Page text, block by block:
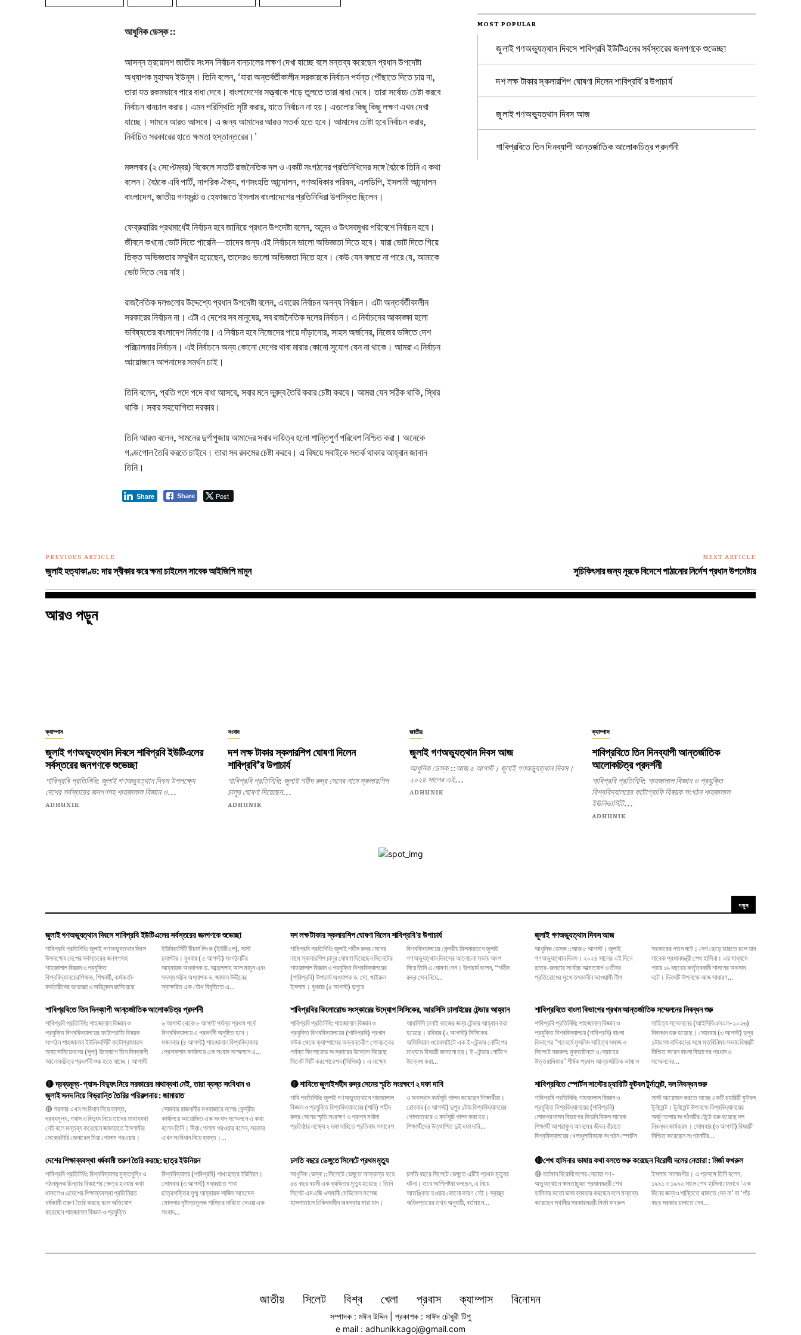
আধুনিক ডেস্ক ::
আসন্ন ত্রয়োদশ জাতীয় সংসদ নির্বাচন বানচালের লক্ষণ দেখা যাচ্ছে বলে মন্তব্য করেছেন প্রধান উপদেষ্টা
অধ্যাপক মুহাম্মদ ইউনূস। তিনি বলেন, ‘যারা অন্তর্বর্তীকালীন সরকারকে নির্বাচন পর্যন্ত পৌঁছাতে দিতে চায় না,
তারা যত রকমভাবে পারে বাধা দেবে। বাংলাদেশের সত্ত্বাকে গড়ে তুলতে তারা বাধা দেবে। তারা সর্বোচ্চ চেষ্টা করবে
নির্বাচন বানচাল করার। এমন পরিস্থিতি সৃষ্টি করার, যাতে নির্বাচন না হয়। এগুলোর কিছু কিছু লক্ষণ এখন দেখা
যাচ্ছে। সামনে আরও আসবে। এ জন্য আমাদের আরও সতর্ক হতে হবে। আমাদের চেষ্টা হবে নির্বাচন করার,
নির্বাচিত সরকারের হাতে ক্ষমতা হস্তান্তরের।’
মঙ্গলবার (২ সেপ্টেম্বর) বিকেলে সাতটি রাজনৈতিক দল ও একটি সংগঠনের প্রতিনিধিদের সঙ্গে বৈঠকে তিনি এ কথা
বলেন। বৈঠকে এবি পার্টি, নাগরিক ঐক্য, গণসংহতি আন্দোলন, গণঅধিকার পরিষদ, এলডিপি, ইসলামী আন্দোলন
বাংলাদেশ, জাতীয় গণফ্রন্ট ও হেফাজতে ইসলাম বাংলাদেশের প্রতিনিধিরা উপস্থিত ছিলেন।
ফেব্রুয়ারির প্রথমার্ধেই নির্বাচন হবে জানিয়ে প্রধান উপদেষ্টা বলেন, আনন্দ ও উৎসবমুখর পরিবেশে নির্বাচন হবে।
জীবনে কখনো ভোট দিতে পারেনি—তাদের জন্য এই নির্বাচনে ভালো অভিজ্ঞতা দিতে হবে। যারা ভোট দিতে গিয়ে
তিক্ত অভিজ্ঞতার সম্মুখীন হয়েছেন, তাদেরও ভালো অভিজ্ঞতা দিতে হবে। কেউ যেন বলতে না পারে যে, আমাকে
ভোট দিতে দেয় নাই।
রাজনৈতিক দলগুলোর উদ্দেশ্যে প্রধান উপদেষ্টা বলেন, এবারের নির্বাচন অনন্য নির্বাচন। এটা অন্তর্বর্তীকালীন
সরকারের নির্বাচন না। এটা এ দেশের সব মানুষের, সব রাজনৈতিক দলের নির্বাচন। এ নির্বাচনের আকাঙ্ক্ষা হলো
ভবিষ্যতের বাংলাদেশ নির্মাণের। এ নির্বাচন হবে নিজেদের পায়ে দাঁড়ানোর, সাহস অর্জনের, নিজের ভঙ্গিতে দেশ
পরিচালনার নির্বাচন। এই নির্বাচনে অন্য কোনো দেশের থাবা মারার কোনো সুযোগ যেন না থাকে। আমরা এ নির্বাচন
আয়োজনে আপনাদের সমর্থন চাই।
তিনি বলেন, প্রতি পদে পদে বাধা আসবে, সবার মনে দ্বন্দ্ব তৈরি করার চেষ্টা করবে। আমরা যেন সঠিক থাকি, স্থির
থাকি। সবার সহযোগিতা দরকার।
তিনি আরও বলেন, সামনের দুর্গাপূজায় আমাদের সবার দায়িত্ব হলো শান্তিপূর্ণ পরিবেশ নিশ্চিত করা। অনেকে
গণ্ডগোল তৈরি করতে চাইবে। তারা সব রকমের চেষ্টা করবে। এ বিষয়ে সবাইকে সতর্ক থাকার আহ্বান জানান
তিনি।
Share Post
Share
MOST POPULAR
জুলাই গণঅভ্যুত্থান দিবসে শাবিপ্রবি ইউটিএলের সর্বস্তরের জনগণকে শুভেচ্ছা
দশ লক্ষ টাকার স্কলারশিপ ঘোষণা দিলেন শাবিপ্রবি’র উপাচার্য
জুলাই গণঅভ্যুত্থান দিবস আজ
শাবিপ্রবিতে তিন দিনব্যাপী আন্তর্জাতিক আলোকচিত্র প্রদর্শনী
PREVIOUS ARTICLE
জুলাই হত্যাকাণ্ড: দায় স্বীকার করে ক্ষমা চাইলেন সাবেক আইজিপি মামুন
NEXT ARTICLE
সুচিকিৎসার জন্য নূরকে বিদেশে পাঠানোর নির্দেশ প্রধান উপদেষ্টার
আরও পড়ুন
ক্যাম্পাস
জুলাই গণঅভ্যুত্থান দিবসে শাবিপ্রবি ইউটিএলের
সর্বস্তরের জনগণকে শুভেচ্ছা
শাবিপ্রবি প্রতিনিধি: জুলাই গণঅভ্যুত্থান দিবস উপলক্ষ্যে
দেশের সর্বস্তরের জনগণসহ শাহজালাল বিজ্ঞান ও...
ADHUNIK
সংবাদ
দশ লক্ষ টাকার স্কলারশিপ ঘোষণা দিলেন
শাবিপ্রবি’র উপাচার্য
শাবিপ্রবি প্রতিনিধি: জুলাই শহীদ রুদ্র সেনের নামে স্কলারশিপ
চালুর ঘোষণা দিয়েছেন...
ADHUNIK
জাতীয়
জুলাই গণঅভ্যুত্থান দিবস আজ
আধুনিক ডেস্ক ::আজ ৫ আগস্ট। জুলাই গণঅভ্যুত্থান দিবস।
২০২৪ সালের এই...
ADHUNIK
ক্যাম্পাস
শাবিপ্রবিতে তিন দিনব্যাপী আন্তর্জাতিক
আলোকচিত্র প্রদর্শনী
শাবিপ্রবি প্রতিনিধি: শাহজালাল বিজ্ঞান ও প্রযুক্তি
বিশ্ববিদ্যালয়ের ফটোগ্রাফি বিষয়ক সংগঠন শাহজালাল
ইউনিভার্সিটি...
ADHUNIK
পড়ুন
জুলাই গণঅভ্যুত্থান দিবসে শাবিপ্রবি ইউটিএলের সর্বস্তরের জনগণকে শুভেচ্ছা
শাবিপ্রবি প্রতিনিধি: জুলাই গণঅভ্যুত্থান দিবস
উপলক্ষ্যে দেশের সর্বস্তরের জনগণসহ
শাহজালাল বিজ্ঞান ও প্রযুক্তি
বিশ্ববিদ্যালয়েরশিক্ষক, শিক্ষার্থী, কর্মকর্তা-
কর্মচারীদের শুভেচ্ছা ও অভিনন্দন জানিয়েছে
ইউনিভার্সিটি টিচার্স লিংক (ইউটিএল), সাস্ট
চ্যাপ্টার। বুধবার ( ৫ আগস্ট) সংগঠনটির
আহ্বায়ক অধ্যাপক ড. আব্দুল্লাহ আল মামুন এবং
সদস্য সচিব অধ্যাপক ড. জামাল উদ্দীনের
স্বাক্ষরিত এক যৌথ বিবৃতিতে এ...
দশ লক্ষ টাকার স্কলারশিপ ঘোষণা দিলেন শাবিপ্রবি’র উপাচার্য
শাবিপ্রবি প্রতিনিধি: জুলাই শহীদ রুদ্র সেনের
নামে স্কলারশিপ চালুর ঘোষণা দিয়েছেন সিলেটের
শাহজালাল বিজ্ঞান ও প্রযুক্তি বিশ্ববিদ্যালয়ের
(শাবিপ্রবি) উপাচার্য অধ্যাপক ড. মো. খাইরুল
ইসলাম। বুধবার (৫ আগস্ট) দুপুরে
বিশ্ববিদ্যালয়ের কেন্দ্রীয় মিলনায়তনে জুলাই
গণঅভ্যুত্থান দিবসের আলোচনা সভায় অংশ
নিয়ে তিনি এ ঘোষণা দেন। উপাচার্য বলেন, ‌“শহীদ
রুদ্র সেন নিয়ে...
জুলাই গণঅভ্যুত্থান দিবস আজ
আধুনিক ডেস্ক ::আজ ৫ আগস্ট। জুলাই
গণঅভ্যুত্থান দিবস। ২০২৪ সালের এই দিনে
ছাত্র-জনতার সর্বোচ্চ আত্মত্যাগ ও তীব্র
প্রতিরোধের মুখে তৎকালীন আওয়ামী লীগ
সরকারের পতন ঘটে। দেশ ছেড়ে ভারতে চলে যান
সাবেক প্রধানমন্ত্রী শেখ হাসিনা। এর মাধ্যমে
প্রায় ১৬ বছরের কর্তৃত্ববাদী শাসনের অবসান
ঘটে। দিবসটি উপলক্ষে আজ সাধারণ...
শাবিপ্রবিতে তিন দিনব্যাপী আন্তর্জাতিক আলোকচিত্র প্রদর্শনী
শাবিপ্রবি প্রতিনিধি: শাহজালাল বিজ্ঞান ও
প্রযুক্তি বিশ্ববিদ্যালয়ের ফটোগ্রাফি বিষয়ক
সংগঠন শাহজালাল ইউনিভার্সিটি ফটোগ্রাফারস
অ্যাসোসিয়েশনের (সুপা) উদ্যোগে তিন দিনব্যাপী
আলোকচিত্র প্রদর্শনী শুরু হতে যাচ্ছে। আগামী
৬ আগস্ট থেকে ৮ আগস্ট পর্যন্ত প্রথম পর্বে
বিশ্ববিদ্যালয়ে এ প্রদর্শনী অনুষ্ঠিত হবে।
মঙ্গলবার (৪ আগস্ট) শাহজালাল বিশ্ববিদ্যালয়
প্রেসক্লাব কার্যালয়ে এক সংবাদ সম্মেলনে এ...
শাবিপ্রবির কিলোরোড সংস্কারের উদ্যোগ সিসিকের, আরসিসি ঢালাইয়ের টেন্ডার আহ্বান
শাবিপ্রবি প্রতিনিধি: শাহজালাল বিজ্ঞান ও
প্রযুক্তি বিশ্ববিদ্যালয়ের (শাবিপ্রবি) প্রধান
ফটক থেকে ক্যাম্পাসের অভ্যন্তরীণ গোলচত্বর
পর্যন্ত কিলোরোড সংস্কারের উদ্যোগ নিয়েছে
সিলেট সিটি করপোরেশন (সিসিক)। এ লক্ষ্যে
আরসিসি ঢালাই কাজের জন্য টেন্ডার আহ্বান করা
হয়েছে। রবিবার (২ আগস্ট) সিসিকের
অফিসিয়াল ওয়েবসাইটে এক ই-টেন্ডার নোটিশের
মাধ্যমে বিষয়টি জানানো হয়। ই-টেন্ডার নোটিশে
উল্লেখ করা...
শাবিপ্রবিতে বাংলা বিভাগের প্রথম আন্তর্জাতিক সম্মেলনের নিবন্ধন শুরু
শাবিপ্রবি প্রতিনিধি: শাহজালাল বিজ্ঞান ও
প্রযুক্তি বিশ্ববিদ্যালয়ে (শাবিপ্রবি) বাংলা
বিভাগের "শতবর্ষে মুসলিম সাহিত্য সমাজ ও
সিলেটে নজরুল: মুক্তচিন্তা ও দ্রোহের
উত্তরাধিকার" শীর্ষক প্রথম আন্তর্জাতিক ভাষা ও
সাহিত্য সম্মেলনের (আইসিবিএলএল-২০২৬)
নিবন্ধন শুরু হয়েছে। সোমবার (৩ আগস্ট) দুপুর
১টায় সাংবাদিকদের সঙ্গে মতবিনিময় সভায় বিষয়টি
নিশ্চিত করেন বাংলা বিভাগের প্রধান ও
সম্মেলনের...
🔴 দ্রব্যমূল্য-গ্যাস-বিদ্যুৎ নিয়ে সরকারের মাথাব্যথা নেই, তারা ব্যস্ত সংবিধান ও
জুলাই সনদ নিয়ে বিভ্রান্তি তৈরির পরিকল্পনায় : জামায়াত
🔴 সরকার এখন সংবিধান নিয়ে ব্যস্ত,
দ্রব্যমূল্য, গ্যাস ও বিদ্যুৎ নিয়ে তাদের মাথাব্যথা
নেই বলে মন্তব্য করেছেন জামায়াতে ইসলামীর
সেক্রেটারি জেনারেল মিয়া গোলাম পরওয়ার।
সোমবার রাজধানীর মগবাজারে দলের কেন্দ্রীয়
কার্যালয়ে আয়োজিত এক সংবাদ সম্মেলনে এ কথা
বলেন তিনি। মিয়া গোলাম পরওয়ার বলেন, সরকার
এখন সংবিধান নিয়ে ব্যস্ত।...
🔴 শাবিতে জুলাইশহীদ রুদ্র সেনের স্মৃতি সংরক্ষণে ২ দফা দাবি
শাবি প্রতিনিধি: জুলাই গণঅভ্যুত্থানে শাহজালাল
বিজ্ঞান ও প্রযুক্তি বিশ্ববিদ্যালয়ের (শাবি) শহীদ
রুদ্র সেনের স্মৃতি সংরক্ষণ ও প্রাপ্য মর্যাদা
প্রতিষ্ঠার লক্ষ্যে ২ দফা দাবিতে প্রতিবাদ সমাবেশ
ও অবস্থান কর্মসূচি পালন করেছেন শিক্ষার্থীরা।
রোববার (৩ আগস্ট) দুপুর ১টায় বিশ্ববিদ্যালয়ের
গোলচত্বরে এ কর্মসূচি পালন করা হয়।
শিক্ষার্থীদের উত্থাপিত দুই দফা দাবি...
শাবিপ্রবিতে স্পোর্টস সাস্টের চ্যারিটি ফুটবল টুর্নামেন্ট, দল নিবন্ধন শুরু
শাবিপ্রবি প্রতিনিধি: শাহজালাল বিজ্ঞান ও
প্রযুক্তি বিশ্ববিদ্যালয়ের (শাবিপ্রবি)
লোকপ্রশাসন বিভাগের কিডনি বিকল সাবেক
শিক্ষার্থী আশরাফুল আলমের জীবন বাঁচাতে
বিশ্ববিদ্যালয়ের খেলাধুলাবিষয়ক সংগঠন স্পোর্টস
সাস্ট আয়োজন করতে যাচ্ছে একটি চ্যারিটি ফুটবল
টুর্নামেন্ট। টুর্নামেন্ট উপলক্ষে বিশ্ববিদ্যালয়ের
অর্জুণতলায় সংগঠনটির টেন্টে শুরু হয়েছে দল
নিবন্ধন কার্যক্রম। সোমবার (৩ আগস্ট) বিষয়টি
নিশ্চিত করেছেন সংগঠনটির...
দেশের শিক্ষাব্যবস্থা ধর্ষকামী তরুণ তৈরি করছে: ছাত্র ইউনিয়ন
শাবিপ্রবি প্রতিনিধি: বিশ্ববিদ্যালয় মুক্তবুদ্ধি ও
গঠনমূলক চিন্তার বিকাশের ক্ষেত্র হওয়ার কথা
থাকলেও এদেশের শিক্ষাব্যবস্থা প্রতিনিয়ত
ধর্ষকামী তরুণ তৈরি করছে বলে অভিযোগ
করেছেন শাহজালাল বিজ্ঞান ও প্রযুক্তি
বিশ্ববিদ্যালয় (শাবিপ্রবি) শাখা ছাত্র ইউনিয়ন।
সোমবার (৩ আগস্ট) মধ্যরাতে শাখা
ছাত্রশক্তির যুগ্ম আহ্বায়ক সাজিদ আহমেদ
মোল্লার দৃষ্টান্তমূলক শাস্তির দাবিতে দেওয়া এক
সংবাদ...
চলতি বছরে ডেঙ্গুতে সিলেটে প্রথম মৃত্যু
আধুনিক ডেস্ক :: সিলেটে ডেঙ্গুতে আক্রান্ত হয়ে
৫৪ বছর বয়সী এক ব্যক্তির মৃত্যু হয়েছে। তিনি
সিলেট এমএজি ওসমানী মেডিকেল কলেজ
হাসপাতালে চিকিৎসাধীন অবস্থায় মারা যান।
চলতি বছরে সিলেটে ডেঙ্গুতে এটিই প্রথম মৃত্যুর
ঘটনা। তবে সংশ্লিষ্টরা বলছেন, এ নিয়ে
আতঙ্কিত হওয়ার কোনো কারণ নেই। স্বাস্থ্য
অধিদপ্তরের তথ্য অনুযায়ী, বর্তমানে...
🔴শেখ হাসিনার ভাষায় কথা বলতে শুরু করেছেন বিরোধী দলের নেতারা : মির্জা ফখরুল
🔴 বর্তমান বিরোধী দলের নেতারা গণ-
অভ্যুত্থানে ক্ষমতাচ্যুত প্রধানমন্ত্রী শেখ
হাসিনার মতো ভাষা ব্যবহার করছেন বলে মন্তব্য
করেছেন স্থানীয় সরকারমন্ত্রী মির্জা ফখরুল
ইসলাম আলমগীর। এ প্রসঙ্গে তিনি বলেন,
১৯৯১ ও ১৯৯৬ সালে শেখ হাসিনা যেভাবে ‘এক
দিনের জন্যও শান্তিতে থাকতে দেব না’ বা ‘পাঁচ
বছর সরকার চালাতে দেব...
জাতীয় সিলেট বিশ্ব খেলা প্রবাস ক্যাম্পাস বিনোদন
সম্পাদক : মঈন উদ্দিন | প্রকাশক : সাঈদ চৌধুরী টিপু
e mail : adhunikkagoj@gmail.com